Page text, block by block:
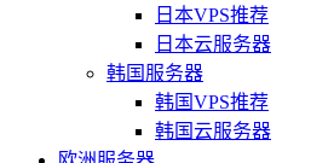
日本VPS推荐
日本云服务器
韩国服务器
韩国VPS推荐
韩国云服务器